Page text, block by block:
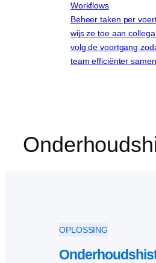
Workflows
Beheer taken per
wijs ze toe aan
volg de voortgang
team efficiënter
OPLOSSING